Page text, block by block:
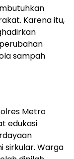
Karena itu,
sampah
Metro
edukasi
sirkular. Warga